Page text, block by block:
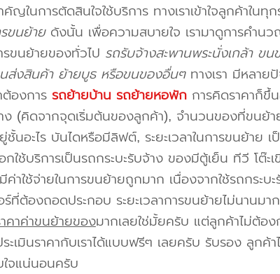
คัญในการตัดสินใจใช้บริการ ทางเราเข้าใจลูกค้าใน
ขนย้ายดังนั้น เพื่อความสบายใจ เรามาดูการคำน
รขนย้ายของทั่วไป รถรับจ้างสะพานพระนั่งเกล้า ข
ส่งสินค้า ย้ายบูธ หรือขนของอื่นๆทางเรา มีหลาย
องการ รถย้ายบ้าน รถย้ายหอพักการคิดราคาก็ขึ้น
ง (คิดจากจุดเริ่มต้นของลูกค้า), จำนวนของที่ขนย้
อะไร บันไดหรือมีลิฟต์, ระยะเวลาในการขนย้าย
ใช้บริการเป็นรถกระบะรับจ้าง ของมีตู้เย็น ทีวี โต๊
ใช้จ่ายในการขนย้ายถูกมาก เนื่องจากใช้รถกระบ
ต้องถอดประกอบ ระยะเวลาการขนย้ายไม่นานมา
คาค่าขนย้ายของมากเลยใช่มั้ยครับ แต่ลูกค้าไม่ต้อ
ะเมินราคากับเราได้แบบฟรีๆ เลยครับ รับรอง ลูกค้า
ใจแน่นอนครับ